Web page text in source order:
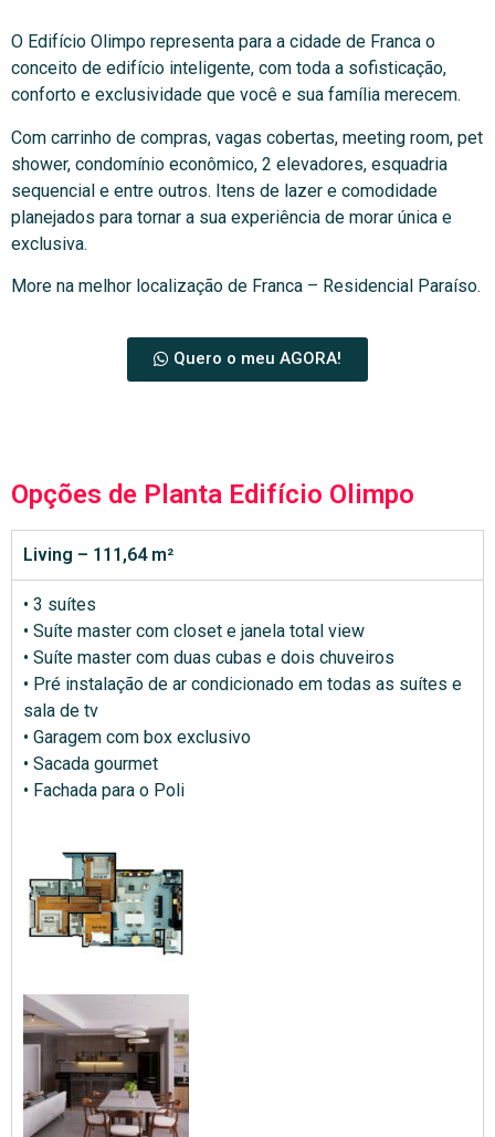
O Edifício Olimpo representa para a cidade de Franca o
conceito de edifício inteligente, com toda a sofisticação,
conforto e exclusividade que você e sua família merecem.
Com carrinho de compras, vagas cobertas, meeting room, pet
shower, condomínio econômico, 2 elevadores, esquadria
sequencial e entre outros. Itens de lazer e comodidade
planejados para tornar a sua experiência de morar única e
exclusiva.
More na melhor localização de Franca – Residencial Paraíso.
Quero o meu AGORA!
Opções de Planta Edifício Olimpo
Living – 111,64 m²
• 3 suítes
• Suíte master com closet e janela total view
• Suíte master com duas cubas e dois chuveiros
• Pré instalação de ar condicionado em todas as suítes e
sala de tv
• Garagem com box exclusivo
• Sacada gourmet
• Fachada para o Poli